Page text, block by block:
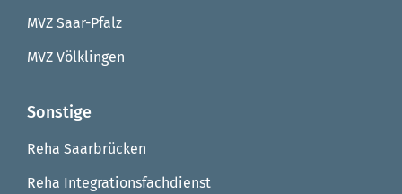
MVZ Saar-Pfalz
MVZ Völklingen
Sonstige
Reha Saarbrücken
Reha Integrationsfachdienst